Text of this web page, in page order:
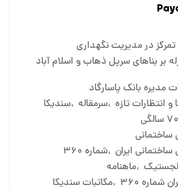
در مدیریت نگهداری
بر بناهای سرپل ذهاب و اسلام آباد
مدیره بانک پاسارگاد
انتظارات تازه سرمقاله سندیکا
ایران شماره ۳۶۰
ماهنامه
شماره ۳۶۰
مکاتبات سندیکا